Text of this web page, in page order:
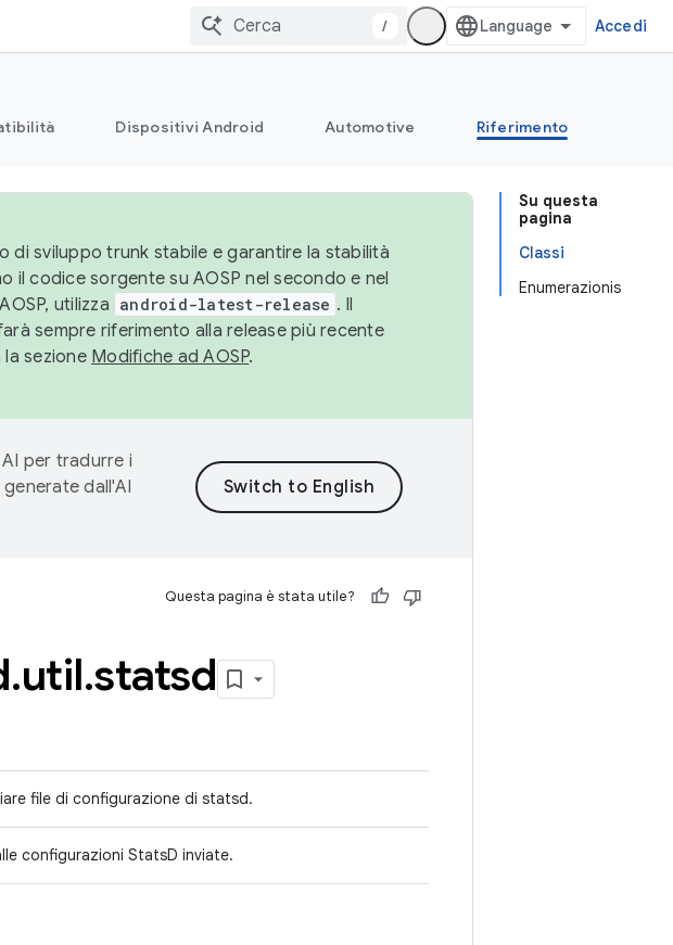
/ Accedi
Dispositivi Android Automotive Riferimento
Su questa
pagina
Classi
Enumerazionis
di sviluppo trunk stabile e garantire la stabilità
il codice sorgente su AOSP nel secondo e nel
utilizza android-latest-release . Il
sempre riferimento alla release più recente
sezione Modifiche ad AOSP.
per tradurre i
dall'AI
Questa pagina è stata utile?
.util.statsd
file di configurazione di statsd.
configurazioni StatsD inviate.